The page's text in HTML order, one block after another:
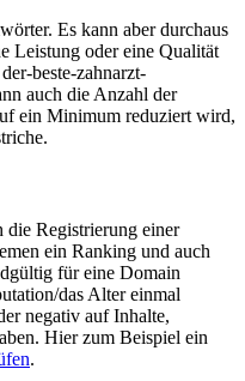
Es kann aber durchaus
Leistung oder eine Qualität
beste-zahnarzt-
auch die Anzahl der
ein Minimum reduziert wird,
die Registrierung einer
ein Ranking und auch
für eine Domain
das Alter einmal
negativ auf Inhalte,
Hier zum Beispiel ein
.